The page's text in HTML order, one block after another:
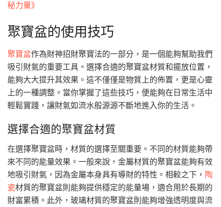
秘力量》
聚寶盆的使用技巧
聚寶盆作為財神招財聚寶法的一部分，是一個能夠幫助我們
吸引財氣的重要工具。選擇合適的聚寶盆材質和擺放位置，
能夠大大提升其效果。這不僅僅是物質上的佈置，更是心靈
上的一種調整。當你掌握了這些技巧，便能夠在日常生活中
輕鬆實踐，讓財氣如流水般源源不斷地進入你的生活。
選擇合適的聚寶盆材質
在選擇聚寶盆時，材質的選擇至關重要。不同的材質能夠帶
來不同的能量效果。一般來說，金屬材質的聚寶盆能夠有效
地吸引財氣，因為金屬本身具有導財的特性。相較之下， 陶
瓷材質的聚寶盆則能夠提供穩定的能量場，適合用於長期的
財富累積。此外，玻璃材質的聚寶盆則能夠增強透明度與流